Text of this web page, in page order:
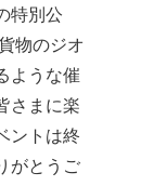
特別公
物のジオ
ような催
さまに楽
ントは終
がとうご